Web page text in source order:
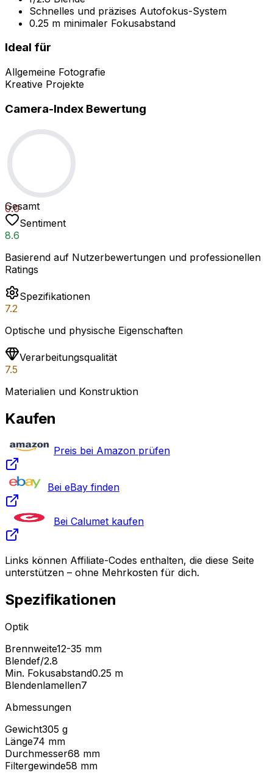
Schnelles und präzises Autofokus-System
0.25 m minimaler Fokusabstand
Ideal für
Allgemeine Fotografie
Kreative Projekte
Camera-Index Bewertung
0.0
Gesamt
Sentiment
8.6
Basierend auf Nutzerbewertungen und professionellen
Ratings
Spezifikationen
7.2
Optische und physische Eigenschaften
Verarbeitungsqualität
7.5
Materialien und Konstruktion
Kaufen
Preis bei Amazon prüfen
Bei eBay finden
Bei Calumet kaufen
Links können Affiliate-Codes enthalten, die diese Seite
unterstützen – ohne Mehrkosten für dich.
Spezifikationen
Optik
Brennweite12-35 mm
Blendef/2.8
Min. Fokusabstand0.25 m
Blendenlamellen7
Abmessungen
Gewicht305 g
Länge74 mm
Durchmesser68 mm
Filtergewinde58 mm